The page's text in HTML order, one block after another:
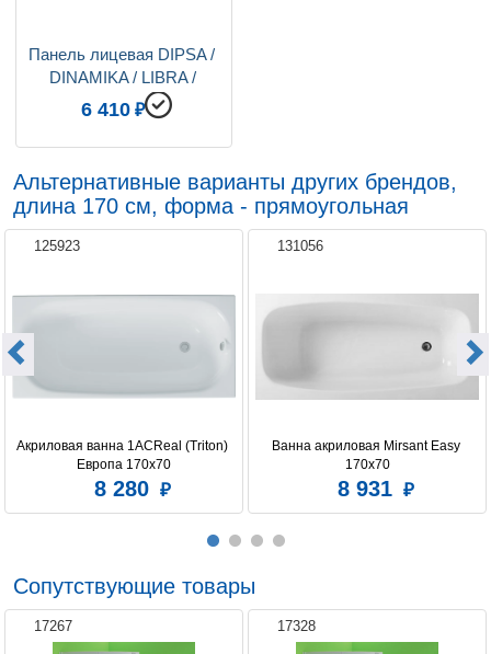
Панель лицевая DIPSA /
DINAMIKA / LIBRA /
AELITA / CALYPSO /
AGORA 170
6 410
Альтернативные варианты других брендов,
длина 170 см, форма - прямоугольная
125923
Акриловая ванна 1ACReal (Triton)
Европа 170x70
8 280
131056
Ванна акриловая Mirsant Easy
170х70
8 931
Сопутствующие товары
17267 17328